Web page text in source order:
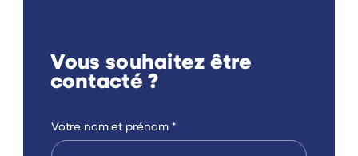
Vous souhaitez être
contacté ?
Votre nom et prénom *